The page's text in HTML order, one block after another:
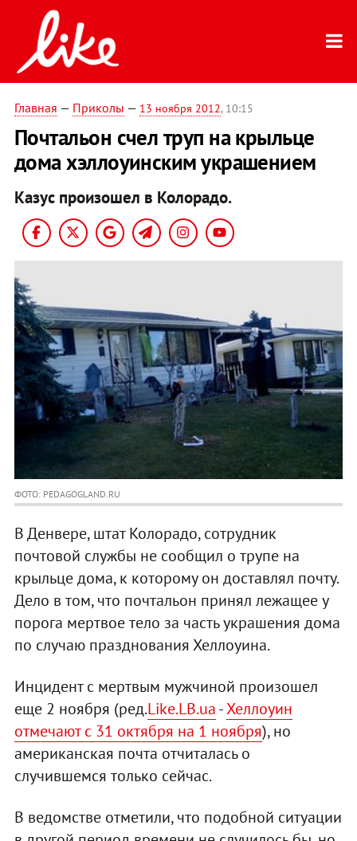
Главная — Приколы — 13 ноября 2012, 10:15
Почтальон счел труп на крыльце
дома хэллоуинским украшением
Казус произошел в Колорадо.
ФОТО: PEDAGOGLAND.RU
В Денвере, штат Колорадо, сотрудник
почтовой службы не сообщил о трупе на
крыльце дома, к которому он доставлял почту.
Дело в том, что почтальон принял лежащее у
порога мертвое тело за часть украшения дома
по случаю празднования Хеллоуина.
Инцидент с мертвым мужчиной произошел
еще 2 ноября (ред.Like.LB.ua-Хеллоуин
отмечают с 31 октября на 1 ноября), но
американская почта отчиталась о
случившемся только сейчас.
В ведомстве отметили, что подобной ситуации